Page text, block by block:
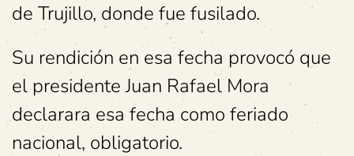
de Trujillo, donde fue fusilado.
Su rendición en esa fecha provocó que
el presidente Juan Rafael Mora
declarara esa fecha como feriado
nacional, obligatorio.